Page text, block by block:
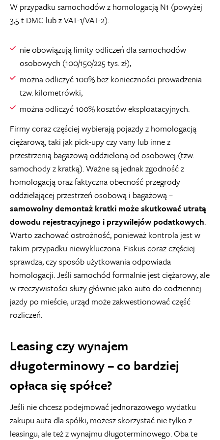
W przypadku samochodów z homologacją N1 (powyżej
3,5 t DMC lub z VAT-1/VAT-2):
nie obowiązują limity odliczeń dla samochodów
osobowych (100/150/225 tys. zł),
można odliczyć 100% bez konieczności prowadzenia
tzw. kilometrówki,
można odliczyć 100% kosztów eksploatacyjnych.
Firmy coraz częściej wybierają pojazdy z homologacją
ciężarową, taki jak pick-upy czy vany lub inne z
przestrzenią bagażową oddzieloną od osobowej (tzw.
samochody z kratką). Ważne są jednak zgodność z
homologacją oraz faktyczna obecność przegrody
oddzielającej przestrzeń osobową i bagażową –
samowolny demontaż kratki może skutkować utratą
dowodu rejestracyjnego i przywilejów podatkowych.
Warto zachować ostrożność, ponieważ kontrola jest w
takim przypadku niewykluczona. Fiskus coraz częściej
sprawdza, czy sposób użytkowania odpowiada
homologacji. Jeśli samochód formalnie jest ciężarowy, ale
w rzeczywistości służy głównie jako auto do codziennej
jazdy po mieście, urząd może zakwestionować część
rozliczeń.
Leasing czy wynajem
długoterminowy – co bardziej
opłaca się spółce?
Jeśli nie chcesz podejmować jednorazowego wydatku
zakupu auta dla spółki, możesz skorzystać nie tylko z
leasingu, ale też z wynajmu długoterminowego. Oba te